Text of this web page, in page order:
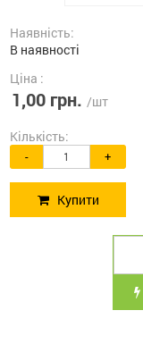
Наявність:
В наявності
Ціна :
1,00 грн. /шт
Кількість:
- +
Купити